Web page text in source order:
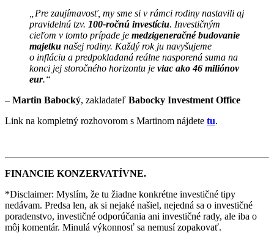
„Pre zaujímavosť, my sme si v rámci rodiny nastavili aj
pravidelnú tzv. 100-ročnú investíciu. Investičným
cieľom v tomto prípade je medzigeneračné budovanie
majetku našej rodiny. Každý rok ju navyšujeme
o infláciu a predpokladaná reálne nasporená suma na
konci jej storočného horizontu je viac ako 46 miliónov
eur.“
– Martin Babocký, zakladateľ Babocky Investment Office
Link na kompletný rozhovorom s Martinom nájdete tu.
FINANCIE KONZERVATÍVNE.
*Disclaimer: Myslím, že tu žiadne konkrétne investičné tipy
nedávam. Predsa len, ak si nejaké našiel, nejedná sa o investičné
poradenstvo, investičné odporúčania ani investičné rady, ale iba o
môj komentár. Minulá výkonnosť sa nemusí zopakovať.